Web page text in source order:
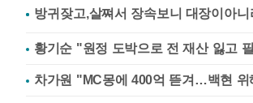
황기순 "원정 도박으로 전 재산 잃고